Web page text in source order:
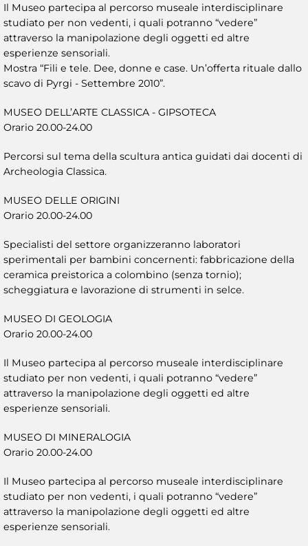
Il Museo partecipa al percorso museale interdisciplinare
studiato per non vedenti, i quali potranno “vedere”
attraverso la manipolazione degli oggetti ed altre
esperienze sensoriali.
Mostra “Fili e tele. Dee, donne e case. Un’offerta rituale dallo
scavo di Pyrgi - Settembre 2010”.
MUSEO DELL’ARTE CLASSICA - GIPSOTECA
Orario 20.00-24.00
Percorsi sul tema della scultura antica guidati dai docenti di
Archeologia Classica.
MUSEO DELLE ORIGINI
Orario 20.00-24.00
Specialisti del settore organizzeranno laboratori
sperimentali per bambini concernenti: fabbricazione della
ceramica preistorica a colombino (senza tornio);
scheggiatura e lavorazione di strumenti in selce.
MUSEO DI GEOLOGIA
Orario 20.00-24.00
Il Museo partecipa al percorso museale interdisciplinare
studiato per non vedenti, i quali potranno “vedere”
attraverso la manipolazione degli oggetti ed altre
esperienze sensoriali.
MUSEO DI MINERALOGIA
Orario 20.00-24.00
Il Museo partecipa al percorso museale interdisciplinare
studiato per non vedenti, i quali potranno “vedere”
attraverso la manipolazione degli oggetti ed altre
esperienze sensoriali.